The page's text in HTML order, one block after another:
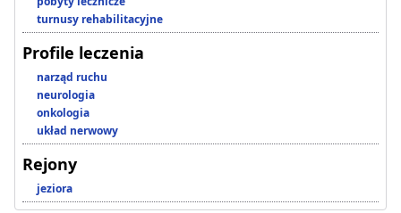
turnusy rehabilitacyjne
Profile leczenia
narząd ruchu
neurologia
onkologia
układ nerwowy
Rejony
jeziora